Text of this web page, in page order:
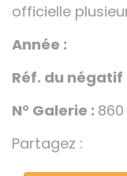
officielle
Année :
Réf. du négatif
N° Galerie : 860
Partagez :